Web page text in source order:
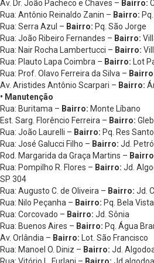
Av. Dr. João Pacheco e Chaves – Bairro:
Rua: Antônio Reinaldo Zanin – Bairro:
Rua: Serra Azul – Bairro: Pq. São Jorge
Rua: João Ribeiro Fernandes – Bairro:
Rua: Nair Rocha Lambertucci – Bairro:
Rua: Plauto Lapa Coimbra – Bairro: Lot
Rua: Prof. Olavo Ferreira da Silva –
Av. Aristides Antônio Scarpari – Bairro:
• Manutenção
Rua: Buritama – Bairro: Monte Líbano
Est. Sarg. Florêncio Ferreira – Bairro:
Rua: João Laurelli – Bairro: Pq. Res
Rua: José Galucci Filho – Bairro: Jd.
Rod. Margarida da Graça Martins –
Rua: Pompilho R. Flores – Bairro: Jd.
SP 304
Rua: Augusto C. de Oliveira – Bairro: Jd.
Rua: Nilo Peçanha – Bairro: Pq. Bela Vista
Rua: Corcovado – Bairro: Jd. Sônia
Rua: Buenos Aires – Bairro: Pq. Água
Av. Orlândia – Bairro: Lot. São Francisco
Rua: Manoel O. Diniz – Bairro: Jd.